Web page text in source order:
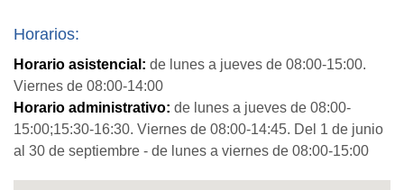
Horarios:
Horario asistencial: de lunes a jueves de 08:00-15:00.
Viernes de 08:00-14:00
Horario administrativo: de lunes a jueves de 08:00-
15:00;15:30-16:30. Viernes de 08:00-14:45. Del 1 de junio
al 30 de septiembre - de lunes a viernes de 08:00-15:00